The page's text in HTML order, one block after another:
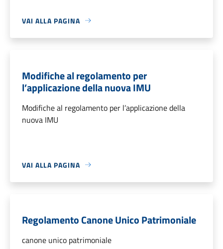
VAI ALLA PAGINA
Modifiche al regolamento per
l’applicazione della nuova IMU
Modifiche al regolamento per l’applicazione della
nuova IMU
VAI ALLA PAGINA
Regolamento Canone Unico Patrimoniale
canone unico patrimoniale